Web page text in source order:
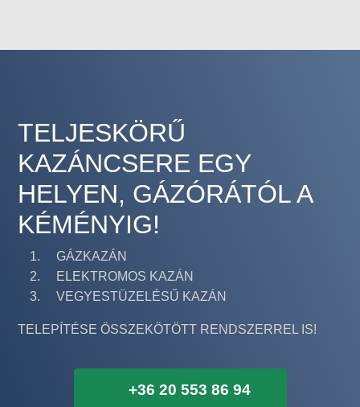
TELJESKÖRŰ
KAZÁNCSERE EGY
HELYEN, GÁZÓRÁTÓL A
KÉMÉNYIG!
GÁZKAZÁN
ELEKTROMOS KAZÁN
VEGYESTÜZELÉSŰ KAZÁN
TELEPÍTÉSE ÖSSZEKÖTÖTT RENDSZERREL IS!
+36 20 553 86 94